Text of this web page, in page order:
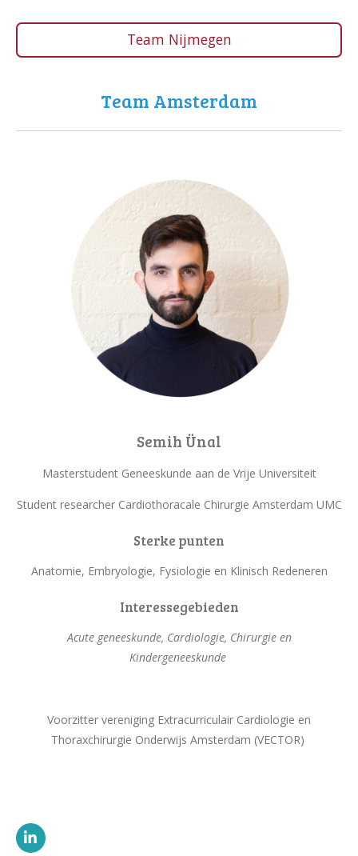
Team Nijmegen
Team Amsterdam
Semih Ünal
Masterstudent Geneeskunde aan de Vrije Universiteit
Student researcher Cardiothoracale Chirurgie Amsterdam UMC
Sterke punten
Anatomie, Embryologie, Fysiologie en Klinisch Redeneren
Interessegebieden
Acute geneeskunde, Cardiologie, Chirurgie en
Kindergeneeskunde
Voorzitter vereniging Extracurriculair Cardiologie en
Thoraxchirurgie Onderwijs Amsterdam (VECTOR)
L